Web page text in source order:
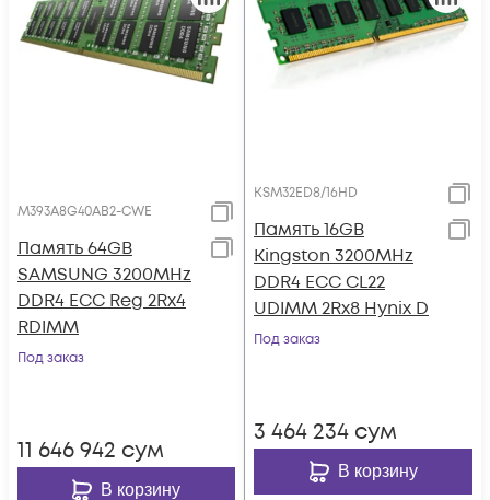
M393A8G40AB2-CWE
Память 64GB
SAMSUNG 3200MHz
DDR4 ECC Reg 2Rx4
RDIMM
Под заказ
11 646 942 сум
В корзину
KSM32ED8/16HD
Память 16GB
Kingston 3200MHz
DDR4 ECC CL22
UDIMM 2Rx8 Hynix D
Под заказ
3 464 234 сум
В корзину